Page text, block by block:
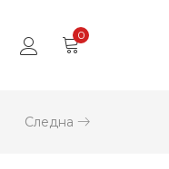
0
Следна